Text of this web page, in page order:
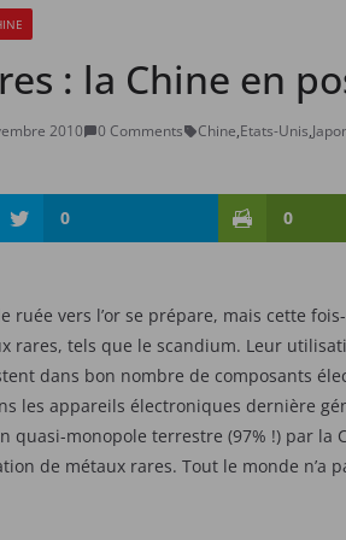
: la Chine en
2010 0 Comments Chine,Etats-Unis,
0 0
ruée vers l’or se prépare, mais cette
rares, tels que le scandium. Leur
dans bon nombre de composants
les appareils électroniques dernière
quasi-monopole terrestre (97% !) par la
de métaux rares. Tout le monde n’a